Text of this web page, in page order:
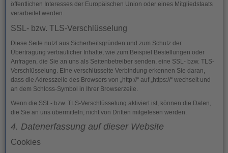
öffentlichen Interesses der Europäischen Union oder eines Mitgliedstaats
verarbeitet werden.
SSL- bzw. TLS-Verschlüsselung
Diese Seite nutzt aus Sicherheitsgründen und zum Schutz der
Übertragung vertraulicher Inhalte, wie zum Beispiel Bestellungen oder
Anfragen, die Sie an uns als Seitenbetreiber senden, eine SSL- bzw. TLS-
Verschlüsselung. Eine verschlüsselte Verbindung erkennen Sie daran,
dass die Adresszeile des Browsers von „http://“ auf „https://“ wechselt und
an dem Schloss-Symbol in Ihrer Browserzeile.
Wenn die SSL- bzw. TLS-Verschlüsselung aktiviert ist, können die Daten,
die Sie an uns übermitteln, nicht von Dritten mitgelesen werden.
4. Datenerfassung auf dieser Website
Cookies